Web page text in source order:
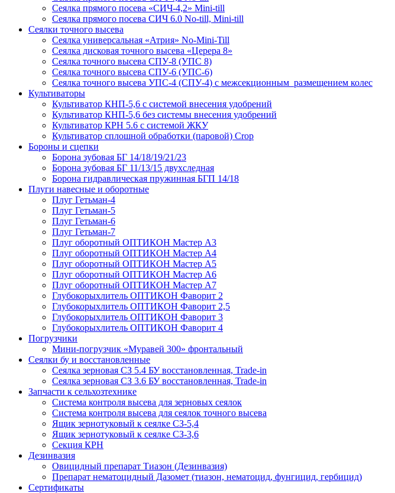
Сеялка прямого посева «СИЧ-4,2» Mini-till
Сеялка прямого посева СИЧ 6.0 No-till, Mini-till
Сеялки точного высева
Сеялка универсальная «Атрия» No-Mini-Till
Сеялка дисковая точного высева «Церера 8»
Сеялка точного высева СПУ-8 (УПС 8)
Сеялка точного высева СПУ-6 (УПС-6)
Сеялка точного высева УПС-4 (СПУ-4) с межсекционным размещением колес
Культиваторы
Культиватор КНП-5,6 с системой внесения удобрений
Культиватор КНП-5,6 без системы внесения удобрений
Культиватор КРН 5.6 с системой ЖКУ
Культиватор сплошной обработки (паровой) Crop
Бороны и сцепки
Борона зубовая БГ 14/18/19/21/23
Борона зубовая БГ 11/13/15 двухследная
Борона гидравлическая пружинная БГП 14/18
Плуги навесные и оборотные
Плуг Гетьман-4
Плуг Гетьман-5
Плуг Гетьман-6
Плуг Гетьман-7
Плуг оборотный ОПТИКОН Мастер А3
Плуг оборотный ОПТИКОН Мастер А4
Плуг оборотный ОПТИКОН Мастер А5
Плуг оборотный ОПТИКОН Мастер А6
Плуг оборотный ОПТИКОН Мастер А7
Глубокорыхлитель ОПТИКОН Фаворит 2
Глубокорыхлитель ОПТИКОН Фаворит 2,5
Глубокорыхлитель ОПТИКОН Фаворит 3
Глубокорыхлитель ОПТИКОН Фаворит 4
Погрузчики
Мини-погрузчик «Муравей 300» фронтальный
Сеялки бу и восстановленные
Сеялка зерновая СЗ 5.4 БУ восстановленная, Trade-in
Сеялка зерновая СЗ 3.6 БУ восстановленная, Trade-in
Запчасти к сельхозтехнике
Система контроля высева для зерновых сеялок
Система контроля высева для сеялок точного высева
Ящик зернотуковый к сеялке СЗ-5,4
Ящик зернотуковый к сеялке СЗ-3,6
Секция КРН
Дезинвазия
Овицидный препарат Тиазон (Дезинвазия)
Препарат нематоцидный Дазомет (тиазон, нематоцид, фунгицид, гербицид)
Сертификаты